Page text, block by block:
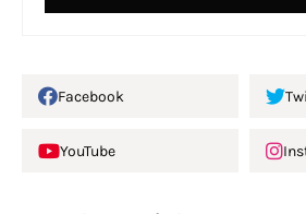
Facebook
YouTube